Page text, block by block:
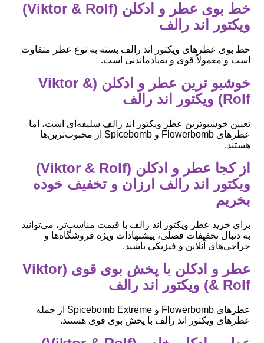
خط بوی عطر و ادکلن (Viktor & Rolf)
ویکتور اند رالف
خط بوی عطرهای ویکتور اند رالف بسته به نوع عطر متفاوت
است و معمولاً قوی و به‌یادماندنی است.
خوشبو ترین عطر و ادکلن (Viktor &
Rolf) ویکتور اند رالف
تعیین خوشبوترین عطر ویکتور اند رالف سلیقه‌ای است، اما
عطرهای Flowerbomb و Spicebomb از محبوب‌ترین‌ها
هستند.
از کجا عطر و ادکلن (Viktor & Rolf)
ویکتور اند رالف ارزان و تخفیف خوده
بخریم
برای خرید عطر ویکتور اند رالف با قیمت مناسب‌تر، می‌توانید
به دنبال تخفیفات فصلی، پیشنهادات ویژه فروشگاه‌ها و
حراجی‌های آنلاین و فیزیکی باشید.
عطر و ادکلن با پخش بوی قوی (Viktor
& Rolf) ویکتور اند رالف
عطرهای Flowerbomb و Spicebomb Extreme از جمله
عطرهای ویکتور اند رالف با پخش بوی قوی هستند.